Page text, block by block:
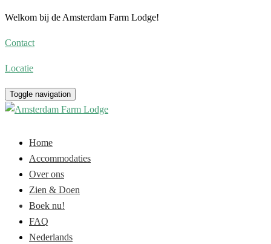
Welkom bij de Amsterdam Farm Lodge!
Contact
Locatie
Toggle navigation
Home
Accommodaties
Over ons
Zien & Doen
Boek nu!
FAQ
Nederlands